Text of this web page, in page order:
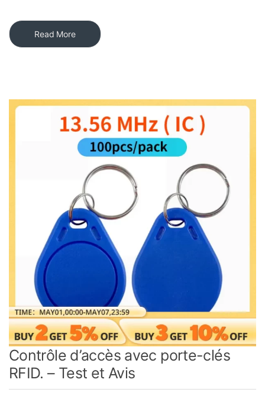
Read More
Contrôle d’accès avec porte-clés
RFID. – Test et Avis